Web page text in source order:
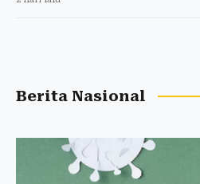
Berita Nasional